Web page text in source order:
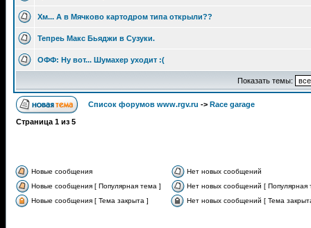
Хм... А в Мячково картодром типа открыли??
Тепреь Макс Бьяджи в Сузуки.
ОФФ: Ну вот... Шумахер уходит :(
Показать темы:
Список форумов www.rgv.ru -> Race garage
Страница 1 из 5
Новые сообщения
Нет новых сообщений
Новые сообщения [ Популярная тема ]
Нет новых сообщений [ Популярная
Новые сообщения [ Тема закрыта ]
Нет новых сообщений [ Тема